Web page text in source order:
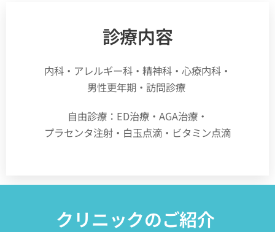
診療内容
内科・アレルギー科・精神科・心療内科・
男性更年期・訪問診療
自由診療：ED治療・AGA治療・
プラセンタ注射・白玉点滴・ビタミン点滴
クリニックのご紹介